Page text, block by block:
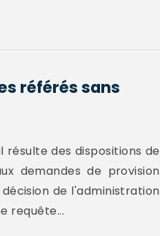
référés sans
résulte des dispositions de
demandes de provision
de l'administration
requête...